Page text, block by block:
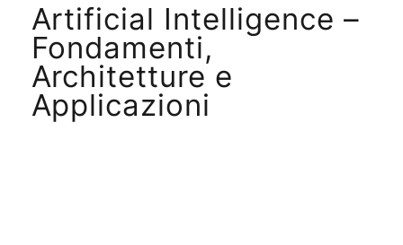
Artificial Intelligence –
Fondamenti,
Architetture e
Applicazioni